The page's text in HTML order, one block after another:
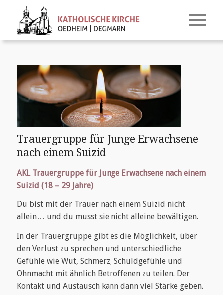
Trauergruppe für Junge Erwachsene
nach einem Suizid
AKL Trauergruppe für Junge Erwachsene nach einem
Suizid (18 – 29 Jahre)
Du bist mit der Trauer nach einem Suizid nicht
allein… und du musst sie nicht alleine bewältigen.
In der Trauergruppe gibt es die Möglichkeit, über
den Verlust zu sprechen und unterschiedliche
Gefühle wie Wut, Schmerz, Schuldgefühle und
Ohnmacht mit ähnlich Betroffenen zu teilen. Der
Kontakt und Austausch kann dann viel Stärke geben.